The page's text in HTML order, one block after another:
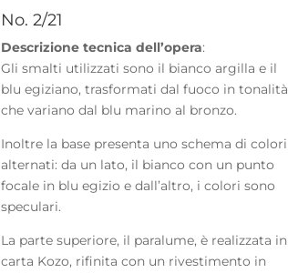
No. 2/21
Descrizione tecnica dell’opera:
Gli smalti utilizzati sono il bianco argilla e il
blu egiziano, trasformati dal fuoco in tonalità
che variano dal blu marino al bronzo.
Inoltre la base presenta uno schema di colori
alternati: da un lato, il bianco con un punto
focale in blu egizio e dall’altro, i colori sono
speculari.
La parte superiore, il paralume, è realizzata in
carta Kozo, rifinita con un rivestimento in